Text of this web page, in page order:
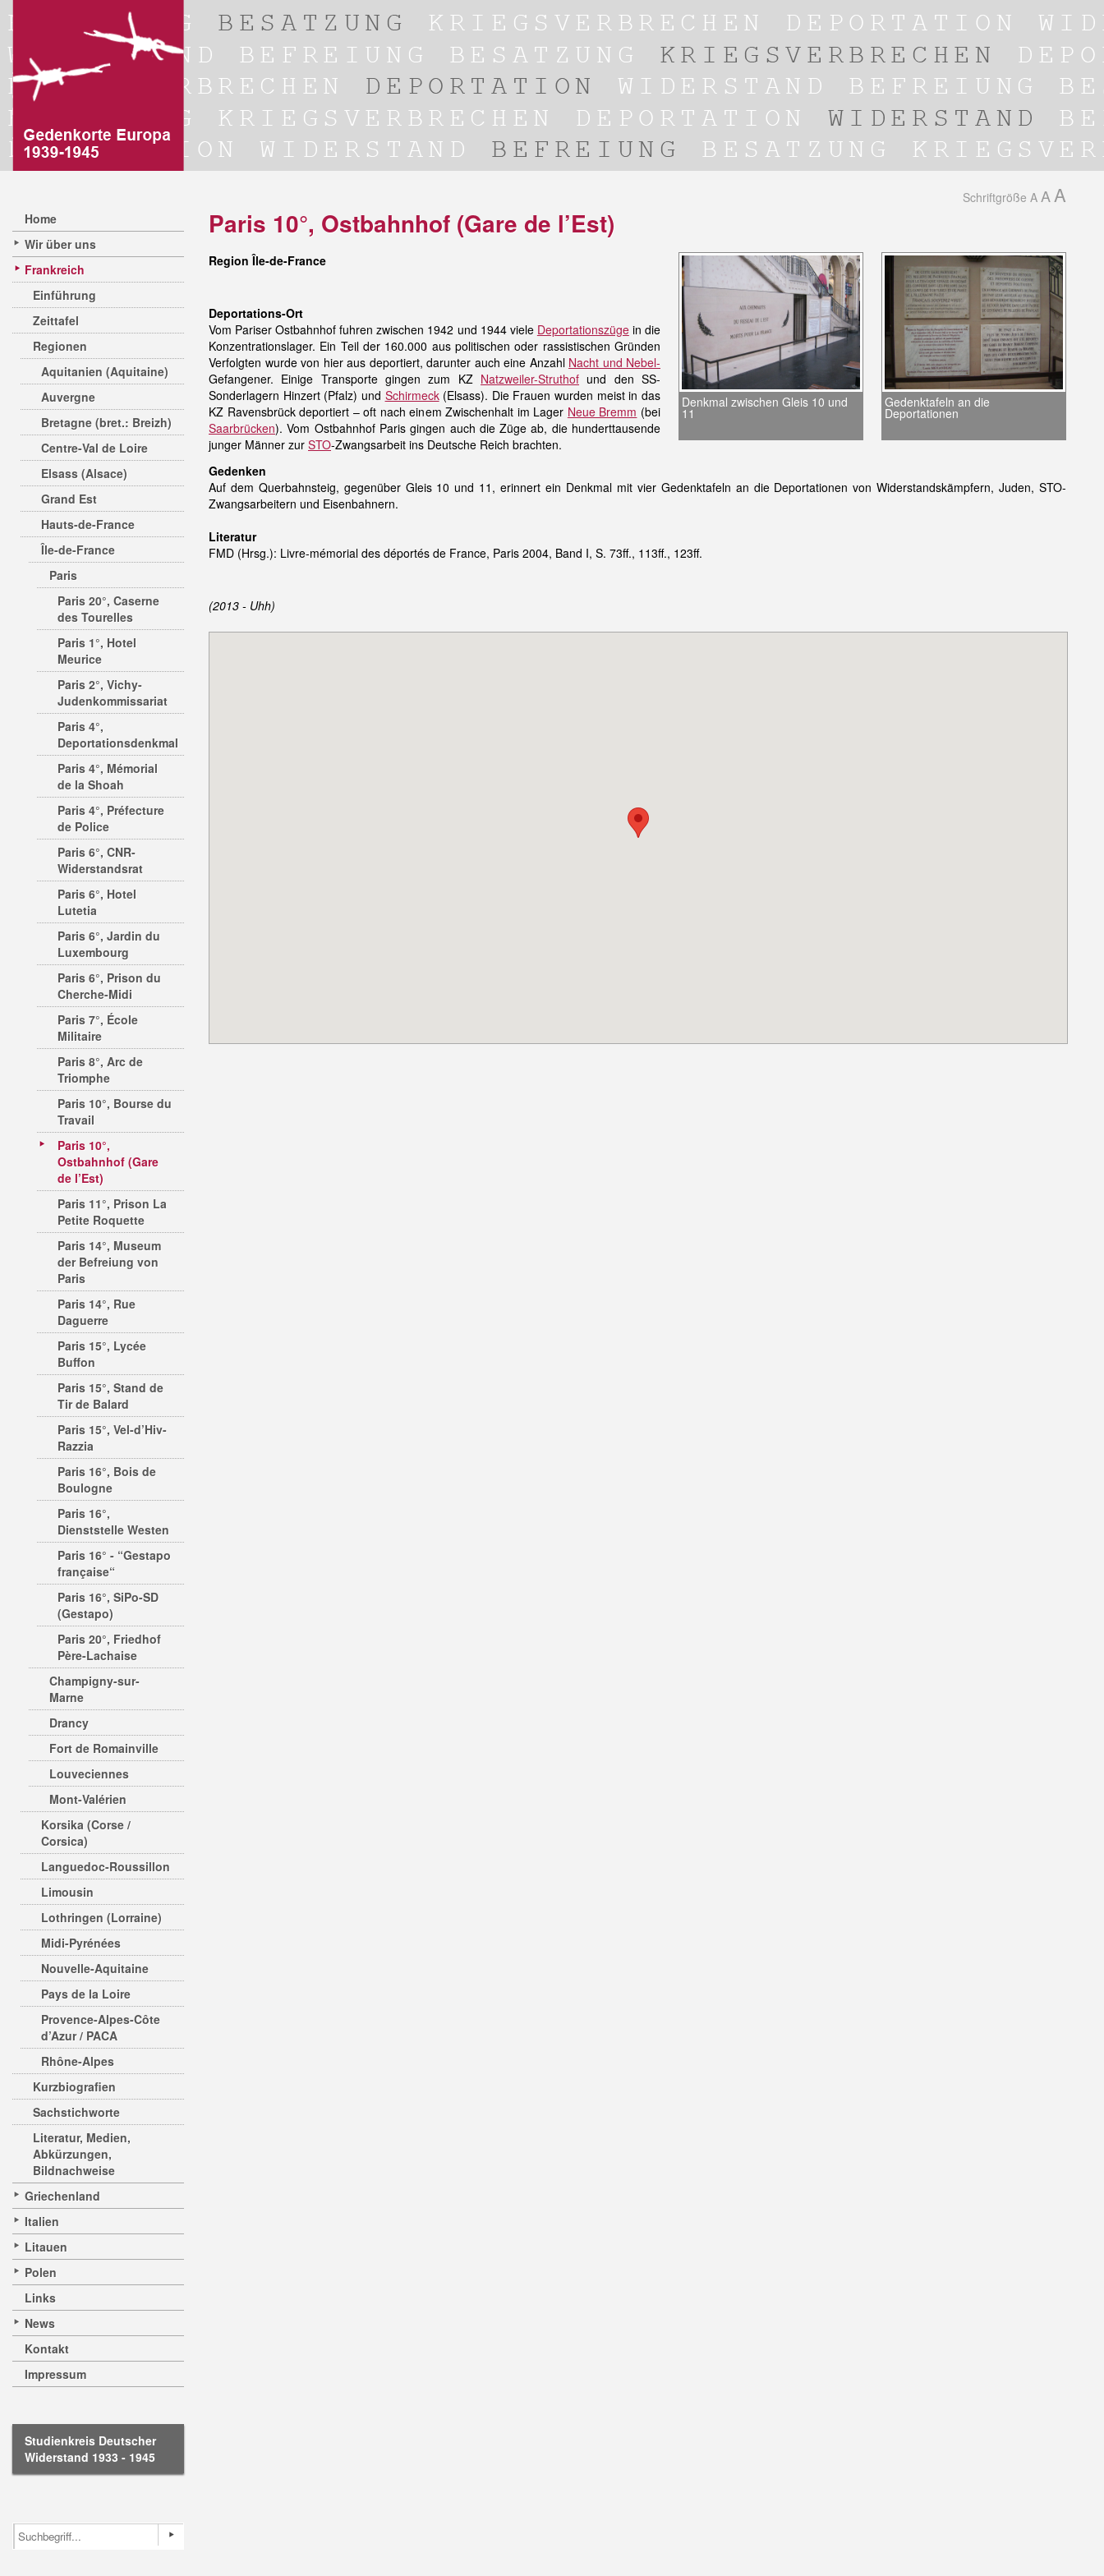
Home
Wir über uns
Frankreich
Einführung
Zeittafel
Regionen
Aquitanien (Aquitaine)
Auvergne
Bretagne (bret.: Breizh)
Centre-Val de Loire
Elsass (Alsace)
Grand Est
Hauts-de-France
Île-de-France
Paris
Paris 20°, Caserne
des Tourelles
Paris 1°, Hotel
Meurice
Paris 2°, Vichy-
Judenkommissariat
Paris 4°,
Deportationsdenkmal
Paris 4°, Mémorial
de la Shoah
Paris 4°, Préfecture
de Police
Paris 6°, CNR-
Widerstandsrat
Paris 6°, Hotel
Lutetia
Paris 6°, Jardin du
Luxembourg
Paris 6°, Prison du
Cherche-Midi
Paris 7°, École
Militaire
Paris 8°, Arc de
Triomphe
Paris 10°, Bourse du
Travail
Paris 10°,
Ostbahnhof (Gare
de l’Est)
Paris 11°, Prison La
Petite Roquette
Paris 14°, Museum
der Befreiung von
Paris
Paris 14°, Rue
Daguerre
Paris 15°, Lycée
Buffon
Paris 15°, Stand de
Tir de Balard
Paris 15°, Vel-d’Hiv-
Razzia
Paris 16°, Bois de
Boulogne
Paris 16°,
Dienststelle Westen
Paris 16° - “Gestapo
française“
Paris 16°, SiPo-SD
(Gestapo)
Paris 20°, Friedhof
Père-Lachaise
Champigny-sur-
Marne
Drancy
Fort de Romainville
Louveciennes
Mont-Valérien
Korsika (Corse /
Corsica)
Languedoc-Roussillon
Limousin
Lothringen (Lorraine)
Midi-Pyrénées
Nouvelle-Aquitaine
Pays de la Loire
Provence-Alpes-Côte
d’Azur / PACA
Rhône-Alpes
Kurzbiografien
Sachstichworte
Literatur, Medien,
Abkürzungen,
Bildnachweise
Griechenland
Italien
Litauen
Polen
Links
News
Kontakt
Impressum
Studienkreis Deutscher
Widerstand 1933 - 1945
Schriftgröße A A A
Paris 10°, Ostbahnhof (Gare de l’Est)
Gedenktafeln an die
Deportationen
Denkmal zwischen Gleis 10 und
11
Region Île-de-France
Deportations-Ort
Vom Pariser Ostbahnhof fuhren zwischen 1942 und 1944 viele Deportationszügein die
Konzentrationslager. Ein Teil der 160.000 aus politischen oder rassistischen Gründen
Verfolgten wurde von hier aus deportiert, darunter auch eine Anzahl Nacht und Nebel-
Gefangener. Einige Transporte gingen zum KZ Natzweiler-Struthof und den SS-
Sonderlagern Hinzert (Pfalz) und Schirmeck(Elsass). Die Frauen wurden meist in das
KZ Ravensbrück deportiert – oft nach einem Zwischenhalt im Lager Neue Bremm (bei
Saarbrücken). Vom Ostbahnhof Paris gingen auch die Züge ab, die hunderttausende
junger Männer zur STO-Zwangsarbeit ins Deutsche Reich brachten.
Gedenken
Auf dem Querbahnsteig, gegenüber Gleis 10 und 11, erinnert ein Denkmal mit vier Gedenktafeln an die Deportationen von Widerstandskämpfern, Juden, STO-
Zwangsarbeitern und Eisenbahnern.
Literatur
FMD (Hrsg.): Livre-mémorial des déportés de France, Paris 2004, Band I, S. 73ff., 113ff., 123ff.
(2013 - Uhh)